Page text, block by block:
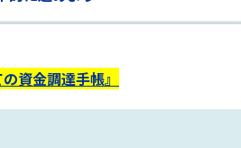
資金調達手帳』